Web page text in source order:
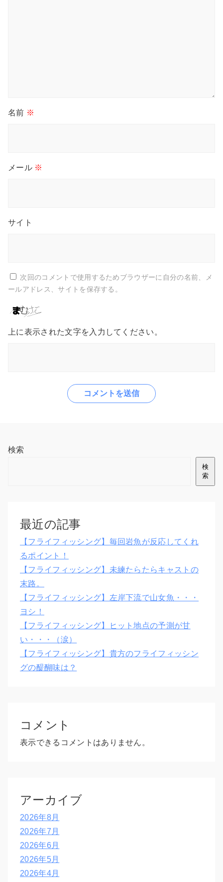
名前 ※
メール ※
サイト
次回のコメントで使用するためブラウザーに自分の名前、メ
ールアドレス、サイトを保存する。
上に表示された文字を入力してください。
検索
検
索
最近の記事
【フライフィッシング】毎回岩魚が反応してくれ
るポイント！
【フライフィッシング】未練たらたらキャストの
末路。
【フライフィッシング】左岸下流で山女魚・・・
ヨシ！
【フライフィッシング】ヒット地点の予測が甘
い・・・（涙）
【フライフィッシング】貴方のフライフィッシン
グの醍醐味は？
コメント
表示できるコメントはありません。
アーカイブ
2026年8月
2026年7月
2026年6月
2026年5月
2026年4月